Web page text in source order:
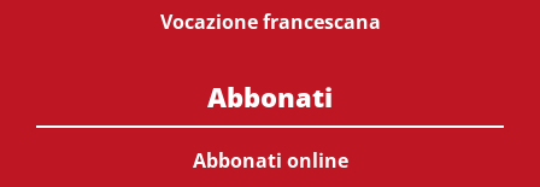
Vocazione francescana
Abbonati
Abbonati online